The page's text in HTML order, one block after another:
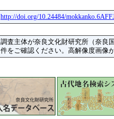
http://doi.org/10.24484/
調査主体が奈良文化財研究所（奈良
件をご確認ください。高解像度画像